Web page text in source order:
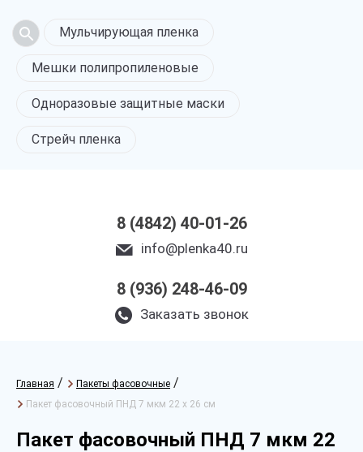
Мульчирующая пленка
Мешки полипропиленовые
Одноразовые защитные маски
Стрейч пленка
8 (4842) 40-01-26
info@plenka40.ru
8 (936) 248-46-09
Заказать звонок
Главная / Пакеты фасовочные /
Пакет фасовочный ПНД 7 мкм 22 х 26 см
Пакет фасовочный ПНД 7 мкм 22